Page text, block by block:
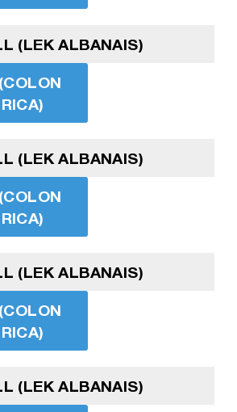
(LEK ALBANAIS)
(LEK ALBANAIS)
(LEK ALBANAIS)
(LEK ALBANAIS)